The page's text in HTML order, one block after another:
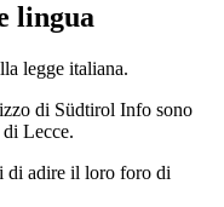
lingua
legge italiana.
di Südtirol Info sono
Lecce.
di adire il loro foro di